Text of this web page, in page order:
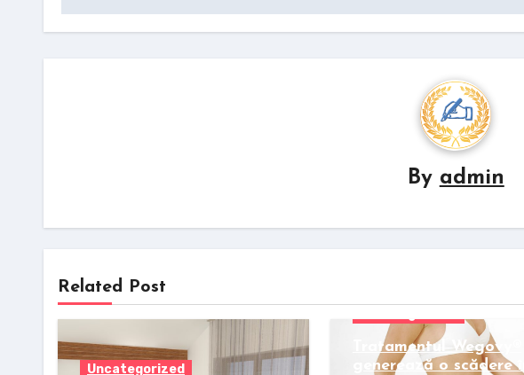
By admin
Related Post
Uncategorized
Tratamentul Wegovy®
generează o scădere în